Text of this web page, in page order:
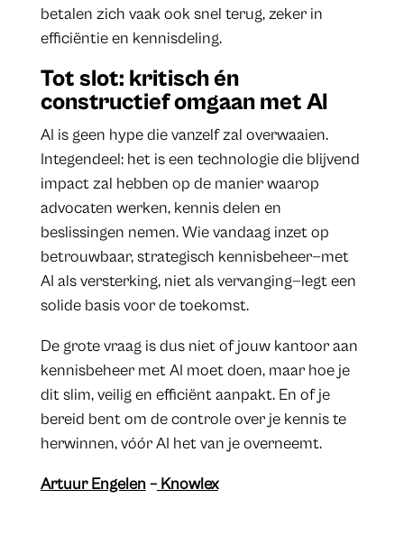
betalen zich vaak ook snel terug, zeker in
efficiëntie en kennisdeling.
Tot slot: kritisch én
constructief omgaan met AI
AI is geen hype die vanzelf zal overwaaien.
Integendeel: het is een technologie die blijvend
impact zal hebben op de manier waarop
advocaten werken, kennis delen en
beslissingen nemen. Wie vandaag inzet op
betrouwbaar, strategisch kennisbeheer—met
AI als versterking, niet als vervanging—legt een
solide basis voor de toekomst.
De grote vraag is dus niet of jouw kantoor aan
kennisbeheer met AI moet doen, maar hoe je
dit slim, veilig en efficiënt aanpakt. En of je
bereid bent om de controle over je kennis te
herwinnen, vóór AI het van je overneemt.
Artuur Engelen –Knowlex